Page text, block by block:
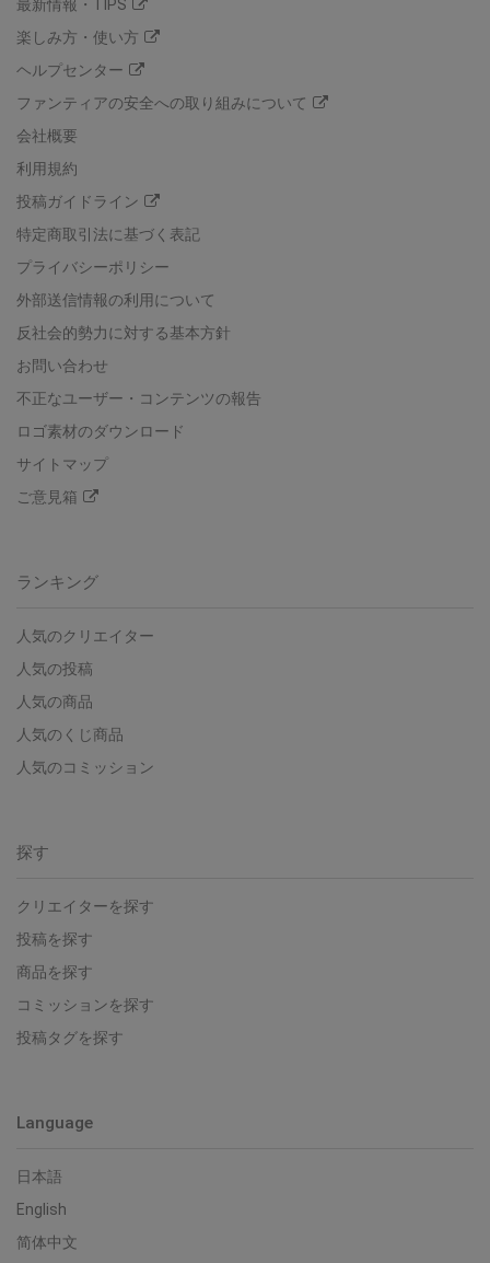
最新情報・TIPS
楽しみ方・使い方
ヘルプセンター
ファンティアの安全への取り組みについて
会社概要
利用規約
投稿ガイドライン
特定商取引法に基づく表記
プライバシーポリシー
外部送信情報の利用について
反社会的勢力に対する基本方針
お問い合わせ
不正なユーザー・コンテンツの報告
ロゴ素材のダウンロード
サイトマップ
ご意見箱
ランキング
人気のクリエイター
人気の投稿
人気の商品
人気のくじ商品
人気のコミッション
探す
クリエイターを探す
投稿を探す
商品を探す
コミッションを探す
投稿タグを探す
Language
日本語
English
简体中文